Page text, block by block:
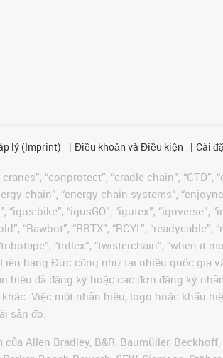
lý (Imprint) Điều khoản và Điều kiện Cài
“conprotect”, “cradle-chain”, “CTD”,
chain”, “energy chain systems”,
“igusGO”, “igutex”, “iguverse”,
“RBTX”, “RCYL”, “readycable”,
“triflex”, “twisterchain”, “when it
bang Đức cũng như tại nhiều quốc gia
đã đăng ký hoặc các đơn đăng ký
Việc một nhãn hiệu, logo hoặc khẩu
sản đó.
Allen Bradley, B&R, Baumüller, Beckhoff,